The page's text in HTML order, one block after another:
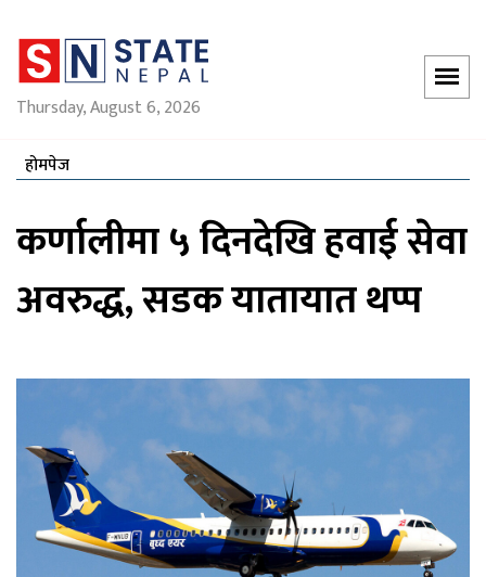
Thursday, August 6, 2026
होमपेज
कर्णालीमा ५ दिनदेखि हवाई सेवा
अवरुद्ध, सडक यातायात थप्प